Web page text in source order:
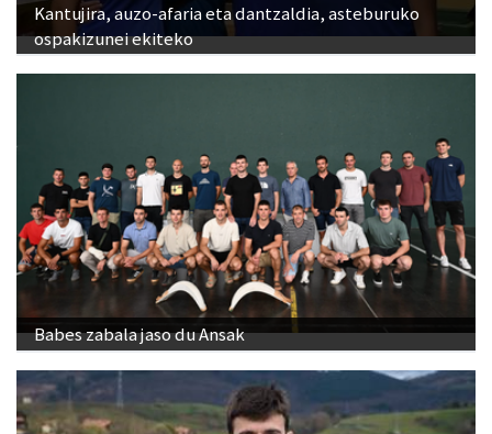
Kantujira, auzo-afaria eta dantzaldia, asteburuko
ospakizunei ekiteko
Babes zabala jaso du Ansak